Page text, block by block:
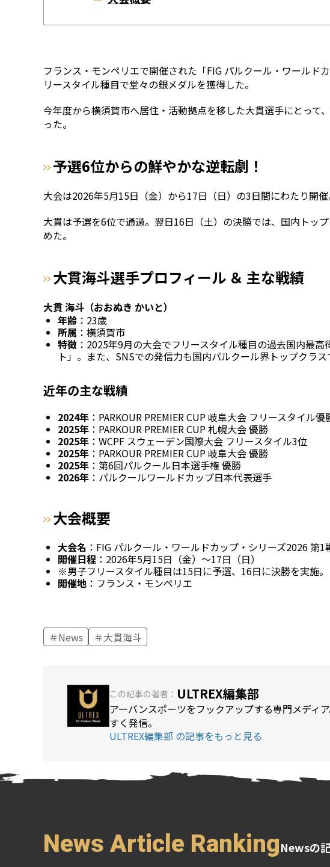
フランス・モンペリエで開催された「FIG パルクール・ワール
リースタイル種目で堂々の銀メダルを獲得した。
今年度から横須賀市へ居住・活動拠点を移した大貫選手にとっ
った。
予選6位からの鮮やかな逆転劇！
大会は2026年5月15日（金）から17日（日）の3日間にわたり開
大貫は予選を6位で通過。翌日16日（土）の決勝では、国内トッ
めた。
大貫海斗選手プロフィール ＆ 主な戦績
大貫 海斗（おおぬき かいと）
年齢 ：23歳
所属 ：横須賀市
特徴 ：2025年9月の大会でフリースタイル種目の過去国内最
ト」。また、SNSでの発信力も国内パルクール界トップクラ
近年の主な戦績
2024年 ：PARKOUR PREMIER CUP 岐阜大会 フリースタイル優
2025年 ：PARKOUR PREMIER CUP 札幌大会 優勝
2025年 ：WCPF スウェーデン国際大会 フリースタイル3位
2025年 ：PARKOUR PREMIER CUP 岐阜大会 優勝
2025年 ：第6回パルクール日本選手権 優勝
2026年 ：パルクールワールドカップ日本代表選手
大会概要
大会名 ：FIG パルクール・ワールドカップ・シリーズ2026 第
開催日程 ：2026年5月15日（金）～17日（日）
※男子フリースタイル種目は15日に予選、16日に決勝を実施。
開催地 ：フランス・モンペリエ
News 大貫海斗
この記事の著者： ULTREX編集部
アーバンスポーツをフックアップする専門メディ
すく発信。
ULTREX編集部 の記事をもっと見る
News Article RankingNewsの